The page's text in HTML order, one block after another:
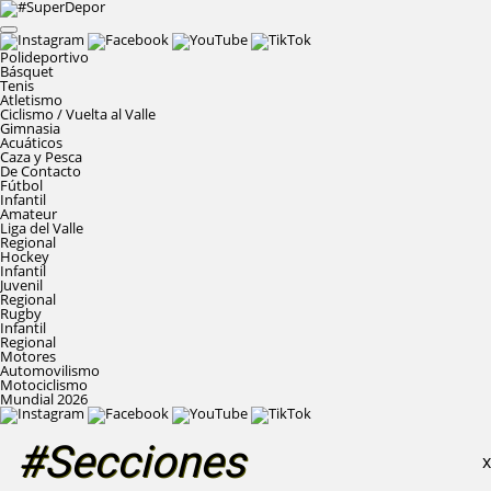
Polideportivo
Básquet
Tenis
Atletismo
Ciclismo / Vuelta al Valle
Gimnasia
Acuáticos
Caza y Pesca
De Contacto
Fútbol
Infantil
Amateur
Liga del Valle
Regional
Hockey
Infantil
Juvenil
Regional
Rugby
Infantil
Regional
Motores
Automovilismo
Motociclismo
Mundial 2026
#Secciones X